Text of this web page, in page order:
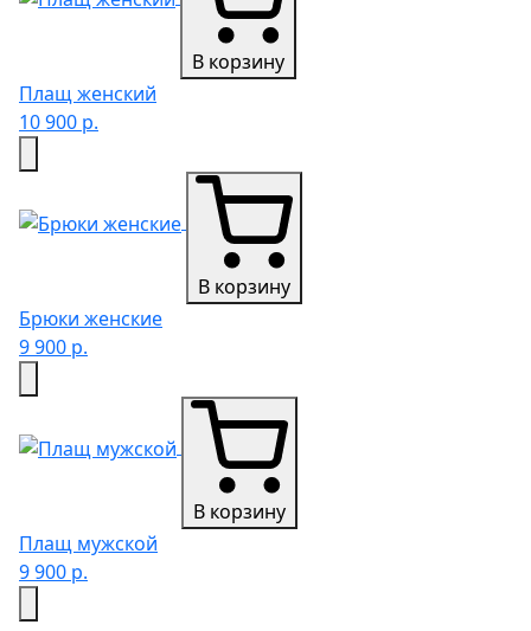
В корзину
Плащ женский
10 900 р.
В корзину
Брюки женские
9 900 р.
В корзину
Плащ мужской
9 900 р.